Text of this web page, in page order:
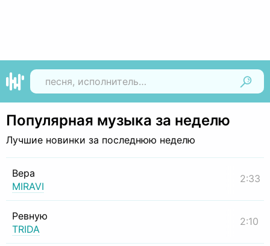
Популярная музыка за неделю
Лучшие новинки за последнюю неделю
Вера
MIRAVI
2:33
Ревную
TRIDA
2:10